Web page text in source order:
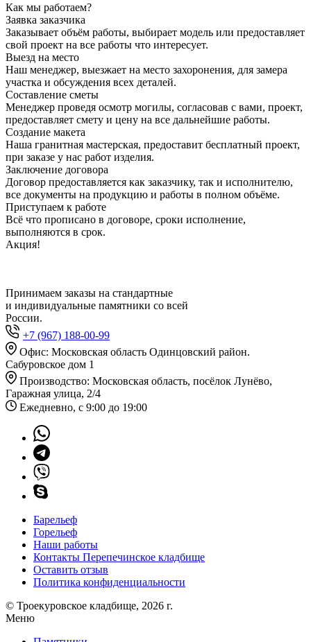
Как мы работаем?
Заявка заказчика
Заказывает объём работы, выбирает модель или предоставляет
свой проект на все работы что интересует.
Выезд на место
Наш менеджер, выезжает на место захоронения, для замера
участка и обсуждения всех деталей.
Составление сметы
Менеджер проведя осмотр могилы, согласовав с вами, проект,
предоставляет смету и цену на все дальнейшие работы.
Создание макета
Наша гранитная мастерская, предоставит бесплатный проект,
при заказе у нас работ изделия.
Заключение договора
Договор предоставляется как заказчику, так и исполнителю,
все документы на продукцию и работы в полном объёме.
Приступаем к работе
Всё что прописано в договоре, сроки исполнение,
выполняются в срок.
Акция!
Принимаем заказы на стандартные
и индивидуальные памятники со всей
России.
+7 (967) 188-00-99
Офис: Московская область Одинцовский район.
Сабуровское дом 1
Производство: Московская область, посёлок Лунёво,
Гаражная улица, 2/4
Ежедневно, с 9:00 до 19:00
Барельеф
Горельеф
Наши работы
Контакты Перепечинское кладбище
Оставить отзыв
Политика конфиденциальности
© Троекуровское кладбище, 2026 г.
Меню